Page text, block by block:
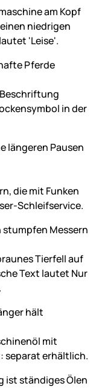
Pferde
längeren Pausen
stumpfen Messern
hält
ist ständiges Ölen